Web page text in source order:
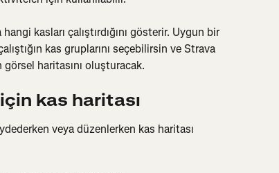
kasları çalıştırdığını gösterir. Uygun bir
kas gruplarını seçebilirsin ve Strava
haritasını oluşturacak.
kas haritası
veya düzenlerken kas haritası